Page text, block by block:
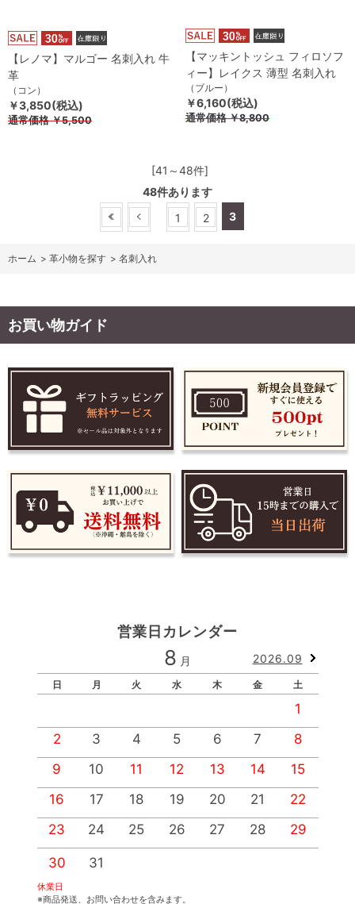
【レノマ】マルゴー 名刺入れ 牛
革
（コン）
￥3,850(税込)
通常価格￥5,500
【マッキントッシュ フィロソフ
ィー】レイクス 薄型 名刺入れ
（ブルー）
￥6,160(税込)
通常価格￥8,800
[41～48件]
48件あります
1
2 3
ホーム > 革小物を探す > 名刺入れ
お買い物ガイド
営業日カレンダー
8 月 2026.09
日 月 火 水 木 金 土
1
2
3 4 5 6 7
8
9
10 11 12 13 14
15
16
17 18 19 20 21
22
23
24 25 26 27 28 29
30 31
休業日
※商品発送、お問い合わせを含みます。